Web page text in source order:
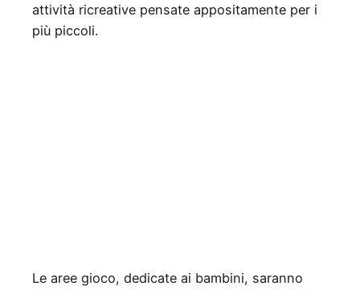
attività ricreative pensate appositamente per i
più piccoli.
Le aree gioco, dedicate ai bambini, saranno